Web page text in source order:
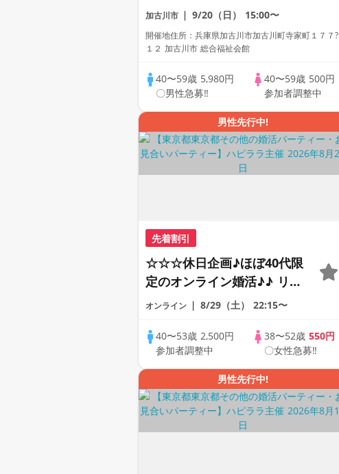
誠実な方への婚活パーティー
加古川市 9/20（日） 15:00〜
開催地住所：兵庫県加古川市加古川町寺家町１７７?
１２ 加古川市 総合福祉会館
40〜59歳 5,980円
〇男性急募‼
40〜59歳 500円
参加者調整中
男性先行中!
先着割引
☆☆☆休日企画♪ほぼ40代限
定のオンライン婚活♪♪ リモ
ートの出会い応援♪♪ おうち
の方が対象☆ 司会進行あり
♪♪ THE 44s ONLINE
PARTY!!
オンライン 8/29（土） 22:15〜
40〜53歳 2,500円
参加者調整中
38〜52歳 550円
〇女性急募‼
男性先行中!